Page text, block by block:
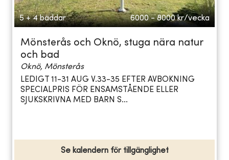
5 + 4 bäddar 6000 - 8000 kr/vecka
Mönsterås och Oknö, stuga nära natur
och bad
Oknö, Mönsterås
LEDIGT 11-31 AUG V.33-35 EFTER AVBOKNING
SPECIALPRIS FÖR ENSAMSTÅENDE ELLER
SJUKSKRIVNA MED BARN S...
Se kalendern för tillgänglighet